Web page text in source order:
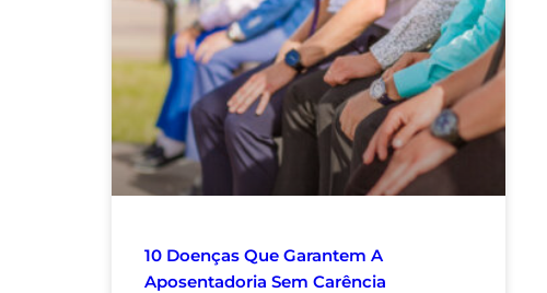
10 Doenças Que Garantem A
Aposentadoria Sem Carência